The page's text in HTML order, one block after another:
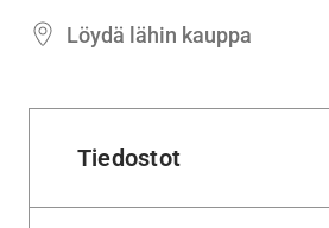
Löydä lähin kauppa
Tiedostot